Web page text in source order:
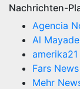
Nachrichten-
Agencia
Al
Fars
Mehr